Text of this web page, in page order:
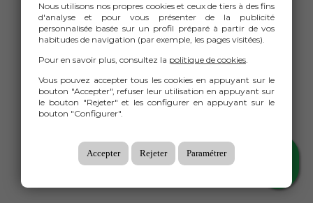
Nous utilisons nos propres cookies et ceux de tiers à des fins
d'analyse et pour vous présenter de la publicité
personnalisée basée sur un profil préparé à partir de vos
habitudes de navigation (par exemple, les pages visitées).
Pour en savoir plus, consultez la politique de cookies.
Vous pouvez accepter tous les cookies en appuyant sur le
bouton "Accepter", refuser leur utilisation en appuyant sur
le bouton "Rejeter" et les configurer en appuyant sur le
bouton "Configurer".
Accepter Rejeter Paramétrer